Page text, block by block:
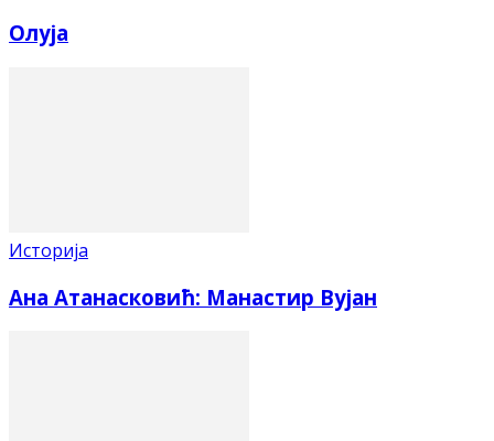
Олуја
Историја
Ана Атанасковић: Манастир Вујан